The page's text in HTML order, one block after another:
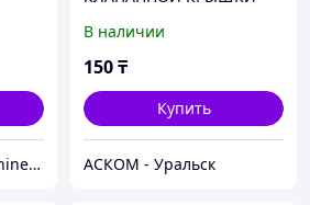
Yisheng Mining Machinery Almaty
В наличии
150₸
Купить
АСКОМ - Уральск